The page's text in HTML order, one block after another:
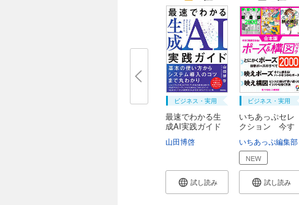
ビジネス・実用
最速でわかる生
成AI実践ガイド
山田博啓
試し読み
ビジネス・実用
いちあっぷセレ
クション 今す
いちあっぷ編集部
NEW
試し読み